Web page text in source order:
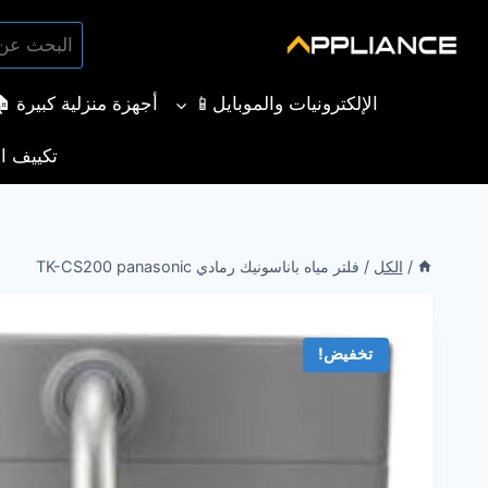
البحث
عن:
بحث
الإلكترونيات والموبايل📱 أجهزة منزلية كبيرة
تكييف
/ الكل / فلتر مياه باناسونيك رمادي TK-CS200 panasonic
تخفيض!